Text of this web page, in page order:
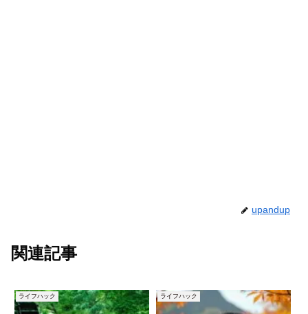
upandup
関連記事
ライフハック ライフハック